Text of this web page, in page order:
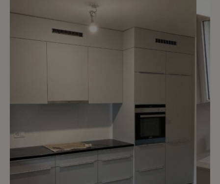
Chemin de Beau-Soleil 5
Genève